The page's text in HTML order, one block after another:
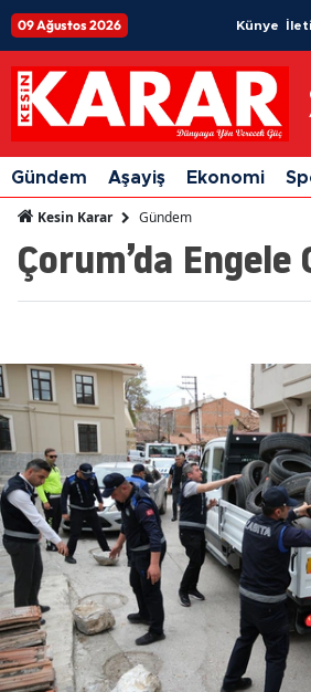
09 Ağustos 2026 Künye
Gündem Aşayiş Ekonomi
Kesin Karar Gündem
Çorum’da